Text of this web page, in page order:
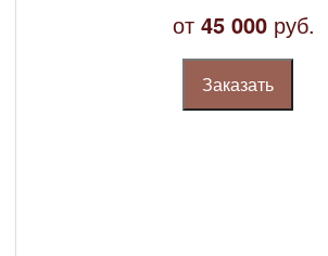
от 45 000 руб.
Заказать